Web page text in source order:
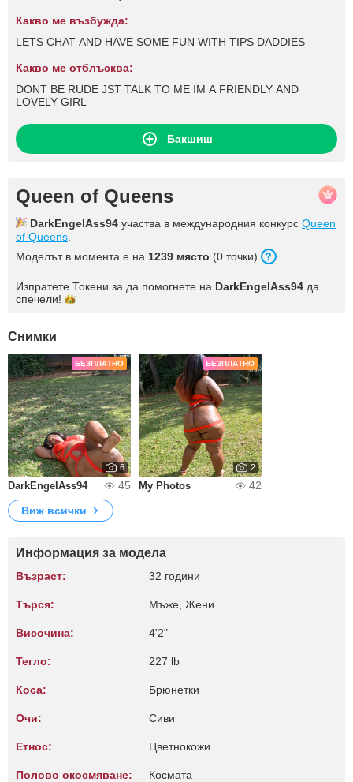
Какво ме възбужда:
LETS CHAT AND HAVE SOME FUN WITH TIPS DADDIES
Какво ме отблъсква:
DONT BE RUDE JST TALK TO ME IM A FRIENDLY AND
LOVELY GIRL
Бакшиш
Queen of Queens
DarkEngelAss94 участва в международния конкурс Queen
of Queens
Моделът в момента е на 1239 място (0 точки).
Изпратете Токени за да помогнете на DarkEngelAss94 да
спечели!
Снимки
БЕЗПЛАТНО
6
DarkEngelAss94 45
БЕЗПЛАТНО
2
My Photos
42
Виж всички
Информация за модела
Възраст: 32 години
Търся: Мъже, Жени
Височина: 4'2"
Тегло: 227 lb
Коса: Брюнетки
Очи: Сиви
Етнос: Цветнокожи
Полово окосмяване: Космата